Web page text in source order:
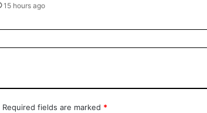
15 hours ago
Required fields are marked *